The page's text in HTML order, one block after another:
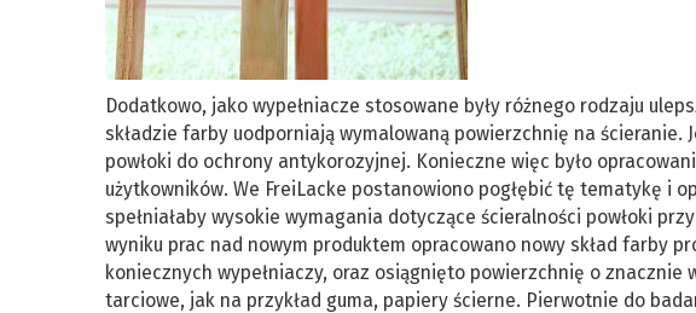
Dodatkowo, jako wypełniacze stosowane były różnego rodzaju
składzie farby uodporniają wymalowaną powierzchnię na
powłoki do ochrony antykorozyjnej. Konieczne więc było
użytkowników. We FreiLacke postanowiono pogłębić tę tematykę i
spełniałaby wysokie wymagania dotyczące ścieralności powłoki
wyniku prac nad nowym produktem opracowano nowy skład farby
koniecznych wypełniaczy, oraz osiągnięto powierzchnię o
tarciowe, jak na przykład guma, papiery ścierne. Pierwotnie do